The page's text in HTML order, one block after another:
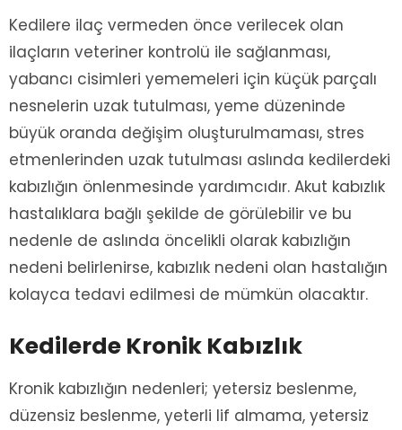
Kedilere ilaç vermeden önce verilecek olan
ilaçların veteriner kontrolü ile sağlanması,
yabancı cisimleri yememeleri için küçük parçalı
nesnelerin uzak tutulması, yeme düzeninde
büyük oranda değişim oluşturulmaması, stres
etmenlerinden uzak tutulması aslında kedilerdeki
kabızlığın önlenmesinde yardımcıdır. Akut kabızlık
hastalıklara bağlı şekilde de görülebilir ve bu
nedenle de aslında öncelikli olarak kabızlığın
nedeni belirlenirse, kabızlık nedeni olan hastalığın
kolayca tedavi edilmesi de mümkün olacaktır.
Kedilerde Kronik Kabızlık
Kronik kabızlığın nedenleri; yetersiz beslenme,
düzensiz beslenme, yeterli lif almama, yetersiz